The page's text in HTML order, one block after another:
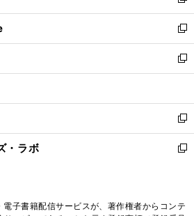
開
く
ウ
で
開
く
ン
ド
ウ
で
開
ウ
ィ
ン
ド
ウ
開
く
し
い
ウ
ィ
ン
ウ
で
開
く
新
し
い
ウ
ン
ド
ウ
で
新
し
ウ
ィ
ン
ド
く
新
し
い
ド
・ラボ
新
ィ
子書籍配信サービスが、著作権者からコンテ